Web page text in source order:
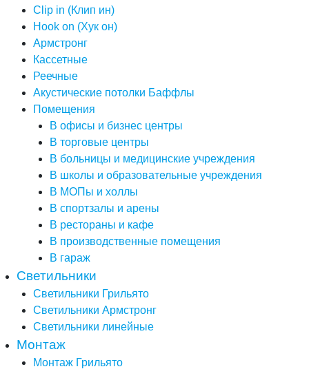
Clip in (Клип ин)
Hook on (Хук он)
Армстронг
Кассетные
Реечные
Акустические потолки Баффлы
Помещения
В офисы и бизнес центры
В торговые центры
В больницы и медицинские учреждения
В школы и образовательные учреждения
В МОПы и холлы
В спортзалы и арены
В рестораны и кафе
В производственные помещения
В гараж
Светильники
Светильники Грильято
Светильники Армстронг
Светильники линейные
Монтаж
Монтаж Грильято